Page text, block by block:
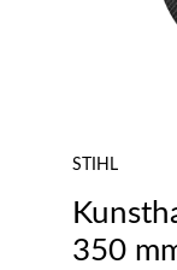
STIHL
350